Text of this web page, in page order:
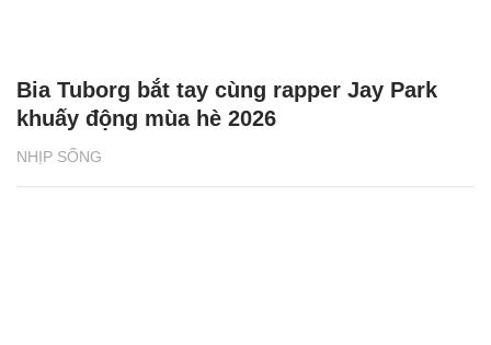
NHỊP SỐNG
Bia Tuborg bắt tay cùng rapper Jay Park
khuấy động mùa hè 2026